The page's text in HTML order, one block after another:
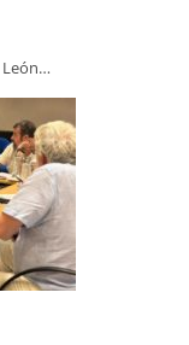
León…